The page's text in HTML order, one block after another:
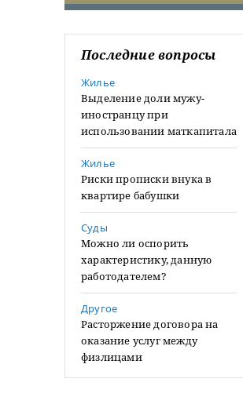
Последние вопросы
Жилье
Выделение доли мужу-
иностранцу при
использовании маткапитала
Жилье
Риски прописки внука в
квартире бабушки
Суды
Можно ли оспорить
характеристику, данную
работодателем?
Другое
Расторжение договора на
оказание услуг между
физлицами